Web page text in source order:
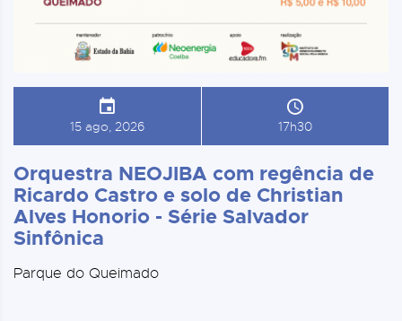
15 ago, 2026 17h30
Orquestra NEOJIBA com regência de
Ricardo Castro e solo de Christian
Alves Honorio - Série Salvador
Sinfônica
Parque do Queimado